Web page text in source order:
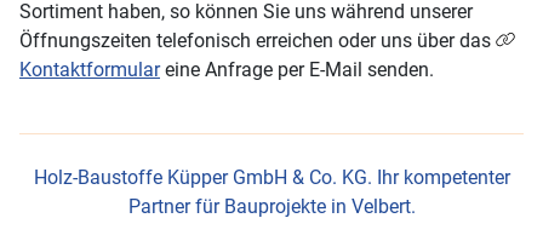
Sortiment haben, so können Sie uns während unserer
Öffnungszeiten telefonisch erreichen oder uns über das
Kontaktformulareine Anfrage per E-Mail senden.
Holz-Baustoffe Küpper GmbH & Co. KG. Ihr kompetenter
Partner für Bauprojekte in Velbert.